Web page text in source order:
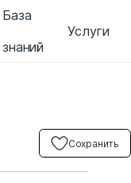
База
знаний
Услуги
Сохранить